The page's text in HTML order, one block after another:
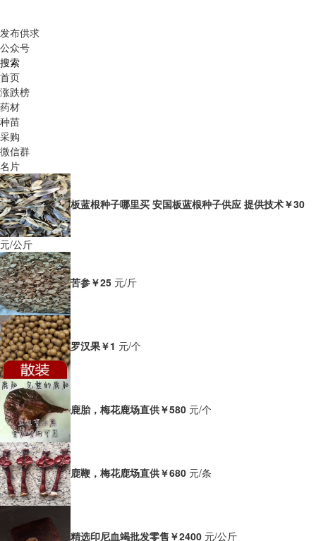
发布供求
公众号
搜索
首页
涨跌榜
药材
种苗
采购
微信群
名片
板蓝根种子哪里买 安国板蓝根种子供应 提供技术￥30
元/公斤
苦参￥25 元/斤
罗汉果￥1 元/个
鹿胎，梅花鹿场直供￥580 元/个
鹿鞭，梅花鹿场直供￥680 元/条
精选印尼血竭批发零售 ￥2400 元/公斤